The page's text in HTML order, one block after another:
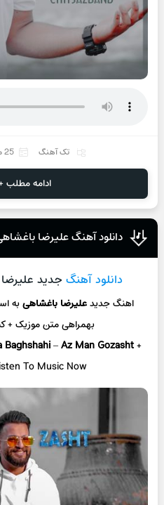
تک آهنگ 25 مهر 1402
ادامه مطلب
دانلود آهنگ علیرضا
دانلود آهنگ جدید
اهنگ جدیدعلیرضا باغشاهیبه
بهمراهی متن موزیک + کیفیت
Baghshahi–Az Man Gozasht+
To Music Now